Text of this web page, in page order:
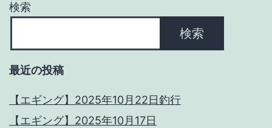
ジ
送
り
検索
検索
最近の投稿
【エギング】2025年10月22日釣行
【エギング】2025年10月17日